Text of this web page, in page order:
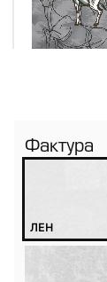
Фактура
ЛЕН